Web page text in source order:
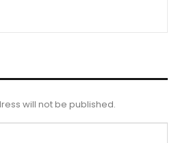
will not be published.